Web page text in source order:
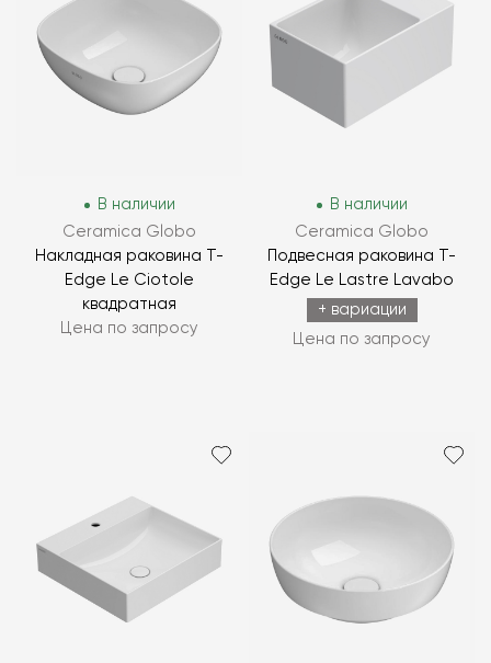
В наличии
Ceramica Globo
Накладная раковина T-
Edge Le Ciotole
квадратная
Цена по запросу
В наличии
Ceramica Globo
Подвесная раковина T-
Edge Le Lastre Lavabo
+ вариации
Цена по запросу